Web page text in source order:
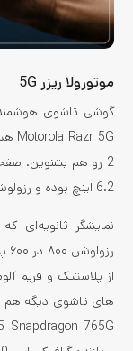
موتورولا ریزر 5G
6.2 اینچ بوده و رزولوشنی برابر 876 در 2142 پیکسل داره.
از پلاستیک و فریم
‌های تاشوی دیگه هم